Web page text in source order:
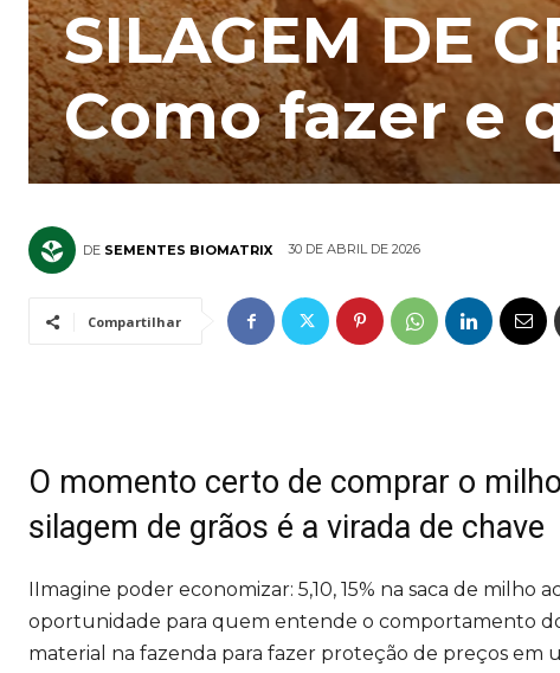
SILAGEM DE
Como fazer e
DE SEMENTES BIOMATRIX 30 DE ABRIL DE 2026
Compartilhar
O momento certo de comprar o
silagem de grãos é a virada de chave
IImagine poder economizar: 5,10, 15% na saca de
oportunidade para quem entende o comportamento
material na fazenda para fazer proteção de preços